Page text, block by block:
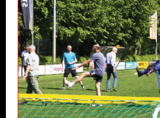
SPONSOREN
CONTACT
MENU